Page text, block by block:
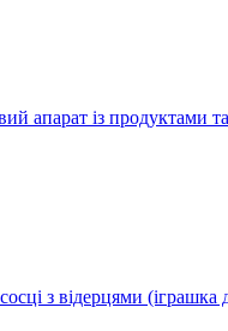
апарат із продуктами
з відерцями (іграшка